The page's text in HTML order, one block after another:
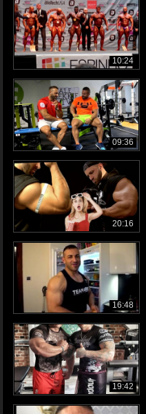
10:24
09:36
20:16
16:48
19:42